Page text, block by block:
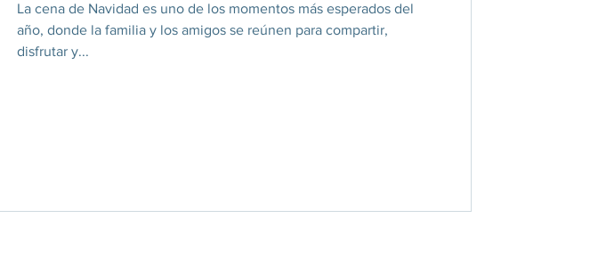
La cena de Navidad es uno de los momentos más esperados del
año, donde la familia y los amigos se reúnen para compartir,
disfrutar y...